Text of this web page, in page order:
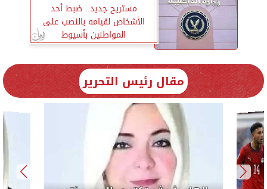
مستريح جديد.. ضبط أحد
الأشخاص لقيامه بالنصب على
المواطنين بأسيوط
مقال رئيس التحرير